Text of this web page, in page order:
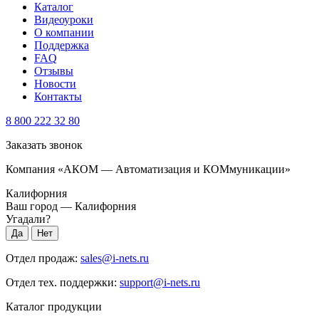
Каталог
Видеоуроки
О компании
Поддержка
FAQ
Отзывы
Новости
Контакты
8 800 222 32 80
Заказать звонок
Компания «АКОМ — Автоматизация и КОМмуникации»
Калифорния
Ваш город — Калифорния
Угадали?
Отдел продаж: sales@i-nets.ru
Отдел тех. поддержки: support@i-nets.ru
Каталог продукции